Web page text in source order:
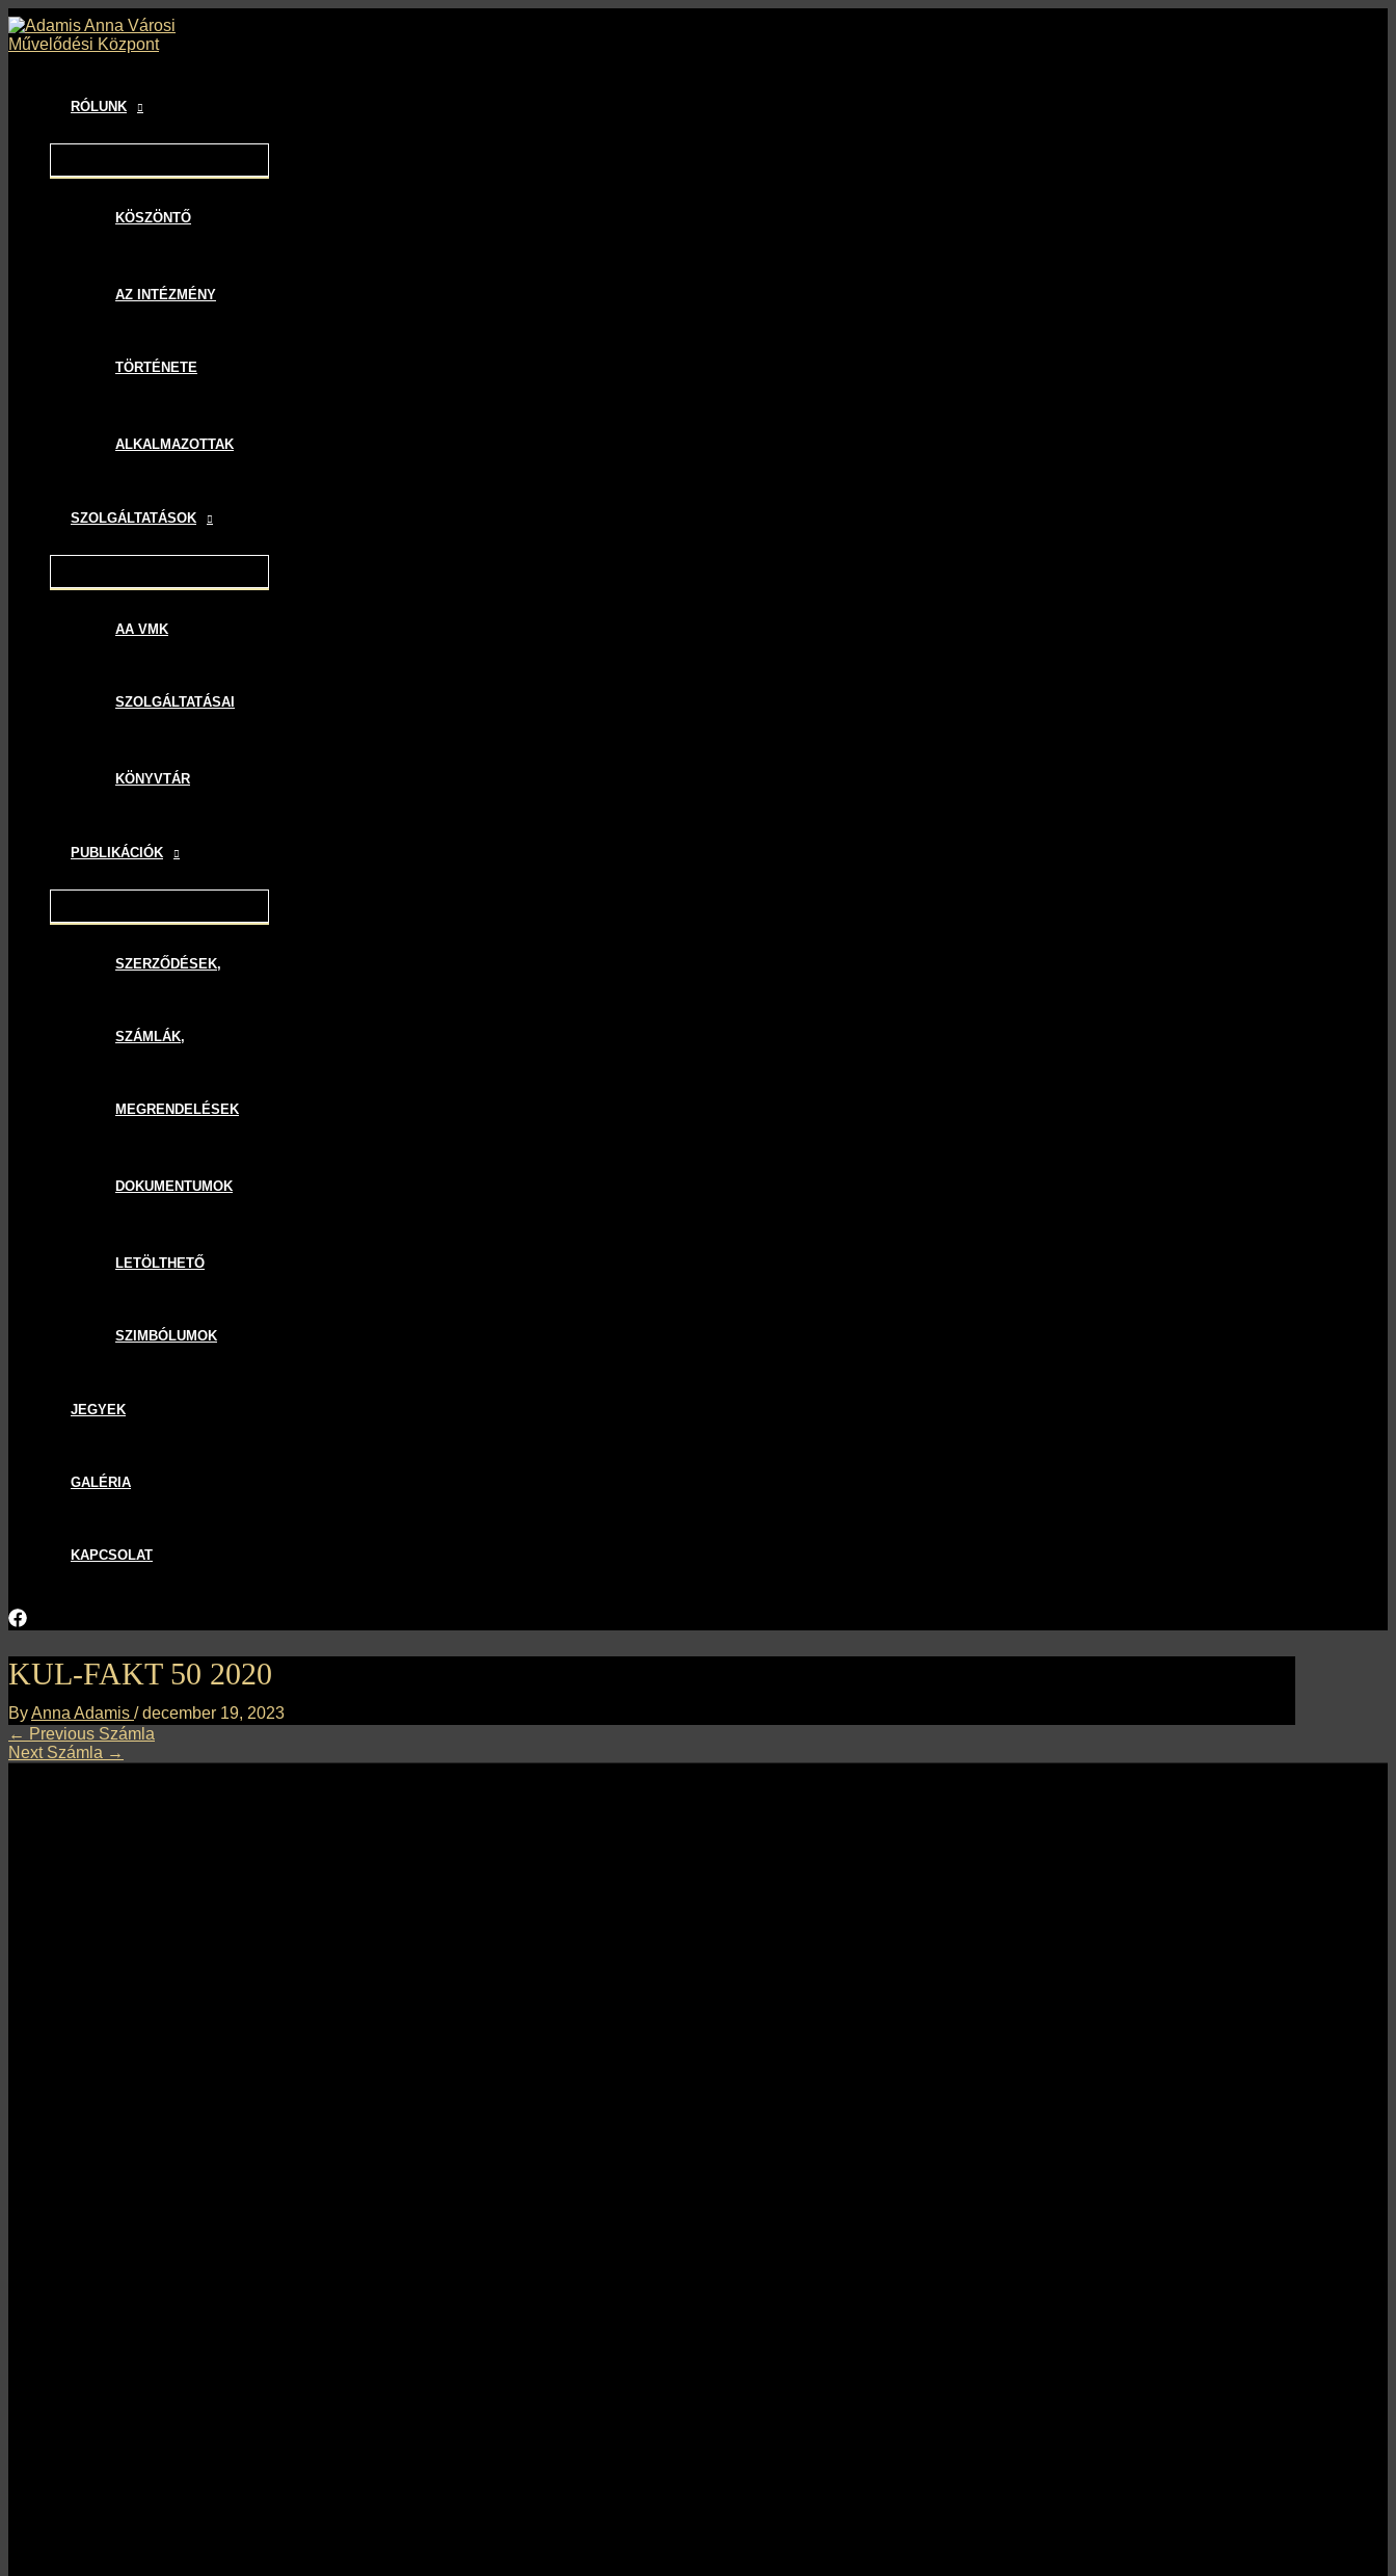
Skip
to
content
RÓLUNK
MENU
TOGGLE
KÖSZÖNTŐ
AZ INTÉZMÉNY
TÖRTÉNETE
ALKALMAZOTTAK
SZOLGÁLTATÁSOK
MENU
TOGGLE
AA VMK
SZOLGÁLTATÁSAI
KÖNYVTÁR
PUBLIKÁCIÓK
MENU
TOGGLE
SZERZŐDÉSEK,
SZÁMLÁK,
MEGRENDELÉSEK
DOKUMENTUMOK
LETÖLTHETŐ
SZIMBÓLUMOK
JEGYEK
GALÉRIA
KAPCSOLAT
KUL-FAKT 50 2020
ByAnna Adamis /december 19, 2023
Bejegyzés
navigáció
← Previous Számla
Next Számla →